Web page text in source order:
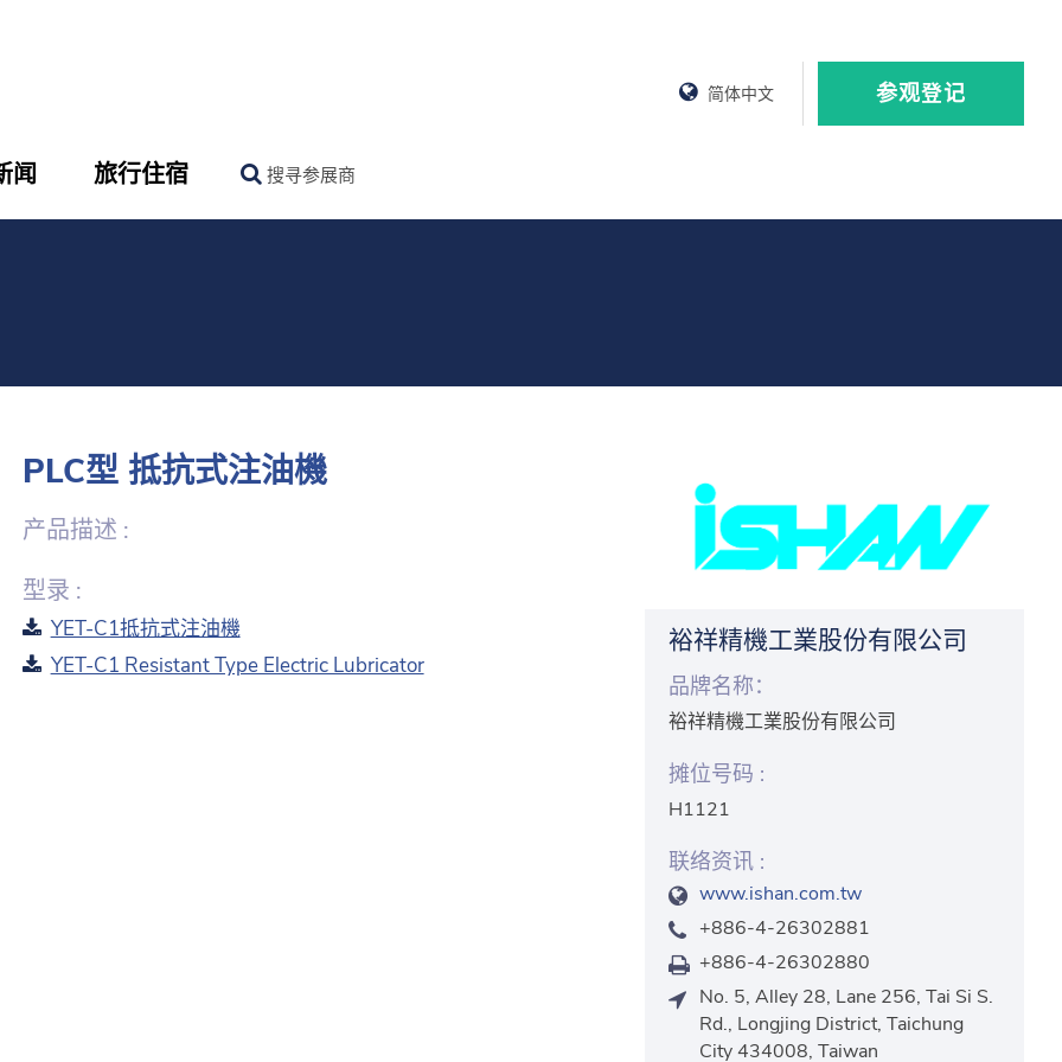
简体中文 参观登记
闻 旅行住宿 搜寻参展商
PLC型 抵抗式注油機
产品描述 :
型录 :
YET-C1抵抗式注油機
YET-C1 Resistant Type Electric Lubricator
裕祥精機工業股份有限公司
品牌名称：
裕祥精機工業股份有限公司
摊位号码 :
H1121
联络资讯 :
www.ishan.com.tw
+886-4-26302881
+886-4-26302880
No. 5, Alley 28, Lane 256, Tai Si S.
Rd., Longjing District, Taichung
City 434008, Taiwan